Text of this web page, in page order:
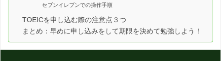
セブンイレブンでの操作手順
TOEICを申し込む際の注意点３つ
まとめ：早めに申し込みをして期限を決めて勉強しよう！